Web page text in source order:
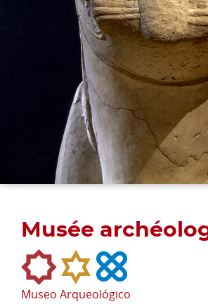
Musée
Museo Arqueológico